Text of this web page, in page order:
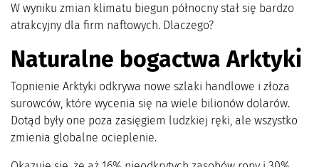
W wyniku zmian klimatu biegun północny stał się bardzo
atrakcyjny dla firm naftowych. Dlaczego?
Naturalne bogactwa Arktyki
Topnienie Arktyki odkrywa nowe szlaki handlowe i złoża
surowców, które wycenia się na wiele bilionów dolarów.
Dotąd były one poza zasięgiem ludzkiej ręki, ale wszystko
zmienia globalne ocieplenie.